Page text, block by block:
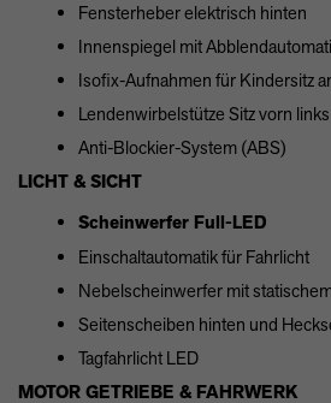
Fensterheber elektrisch hinten
Innenspiegel mit
Isofix-Aufnahmen für Kindersitz
Lendenwirbelstütze Sitz vorn
Anti-Blockier-System (ABS)
LICHT & SICHT
Scheinwerfer Full-LED
Einschaltautomatik für Fahrlicht
Nebelscheinwerfer mit
Seitenscheiben hinten und
Tagfahrlicht LED
MOTOR GETRIEBE & FAHRWERK